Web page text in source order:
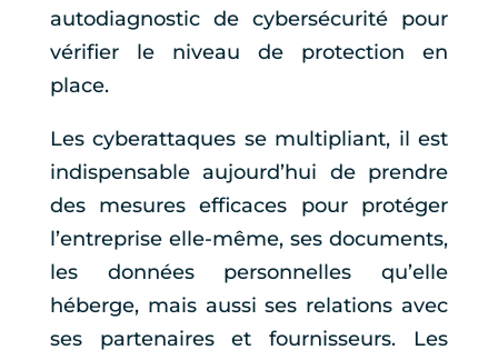
autodiagnostic de cybersécurité pour
vérifier le niveau de protection en
place.
Les cyberattaques se multipliant, il est
indispensable aujourd’hui de prendre
des mesures efficaces pour protéger
l’entreprise elle-même, ses documents,
les données personnelles qu’elle
héberge, mais aussi ses relations avec
ses partenaires et fournisseurs. Les